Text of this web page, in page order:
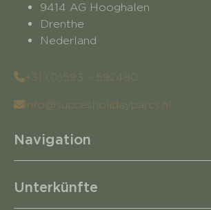
9414 AG Hooghalen
Drenthe
Nederland
+31 (0)593 – 592480
info@succesholidayparcs.nl
Navigation
Unterkünfte